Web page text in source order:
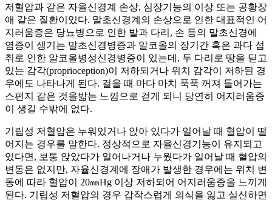
저혈압과 같은 자율신경계 손상, 심장기능의 이상 또는 공황장
애 같은 질환이있다. 말초신경계의 손상으로 인한 대표적인 어
지러움증은 당뇨병으로 인한 발과 다리, 손 등의 말초신경에
염증이 생기는 말초신경병증과 알코올의 장기간 혹은 과다 섭
취로 인한 알코올병성신경병증이 있는데, 두 다리로 땅을 딛고
있는 감각(proprioception)이 저하되거나 위치 감각이 저하된 경
우에도 나타나게 된다. 걸을 때 마다 마치 푹푹 꺼져 들어가는
스펀지 같은 것을밟는 느낌으로 걷게 되니 당연히 어지러움증
이 생길 수밖에 없다.
기립성 저혈압은 누워있거나 앉아 있다가 일어날 때 혈압이 떨
어지는 경우를 말한다. 정상적으로 자율신경기능이 유지되고
있다면, 보통 앉았다가 일어나거나 누웠다가 일어날 때 혈압의
변동은 없지만, 자율신경계에 장애가 발생한 경우에는 위치 변
동에 따라 혈압이 20㎜Hg 이상 저하되어 어지러움증을 느끼게
된다. 기립성 저혈압의 경우 갑작스럽게 의식을 잃고 실신하면